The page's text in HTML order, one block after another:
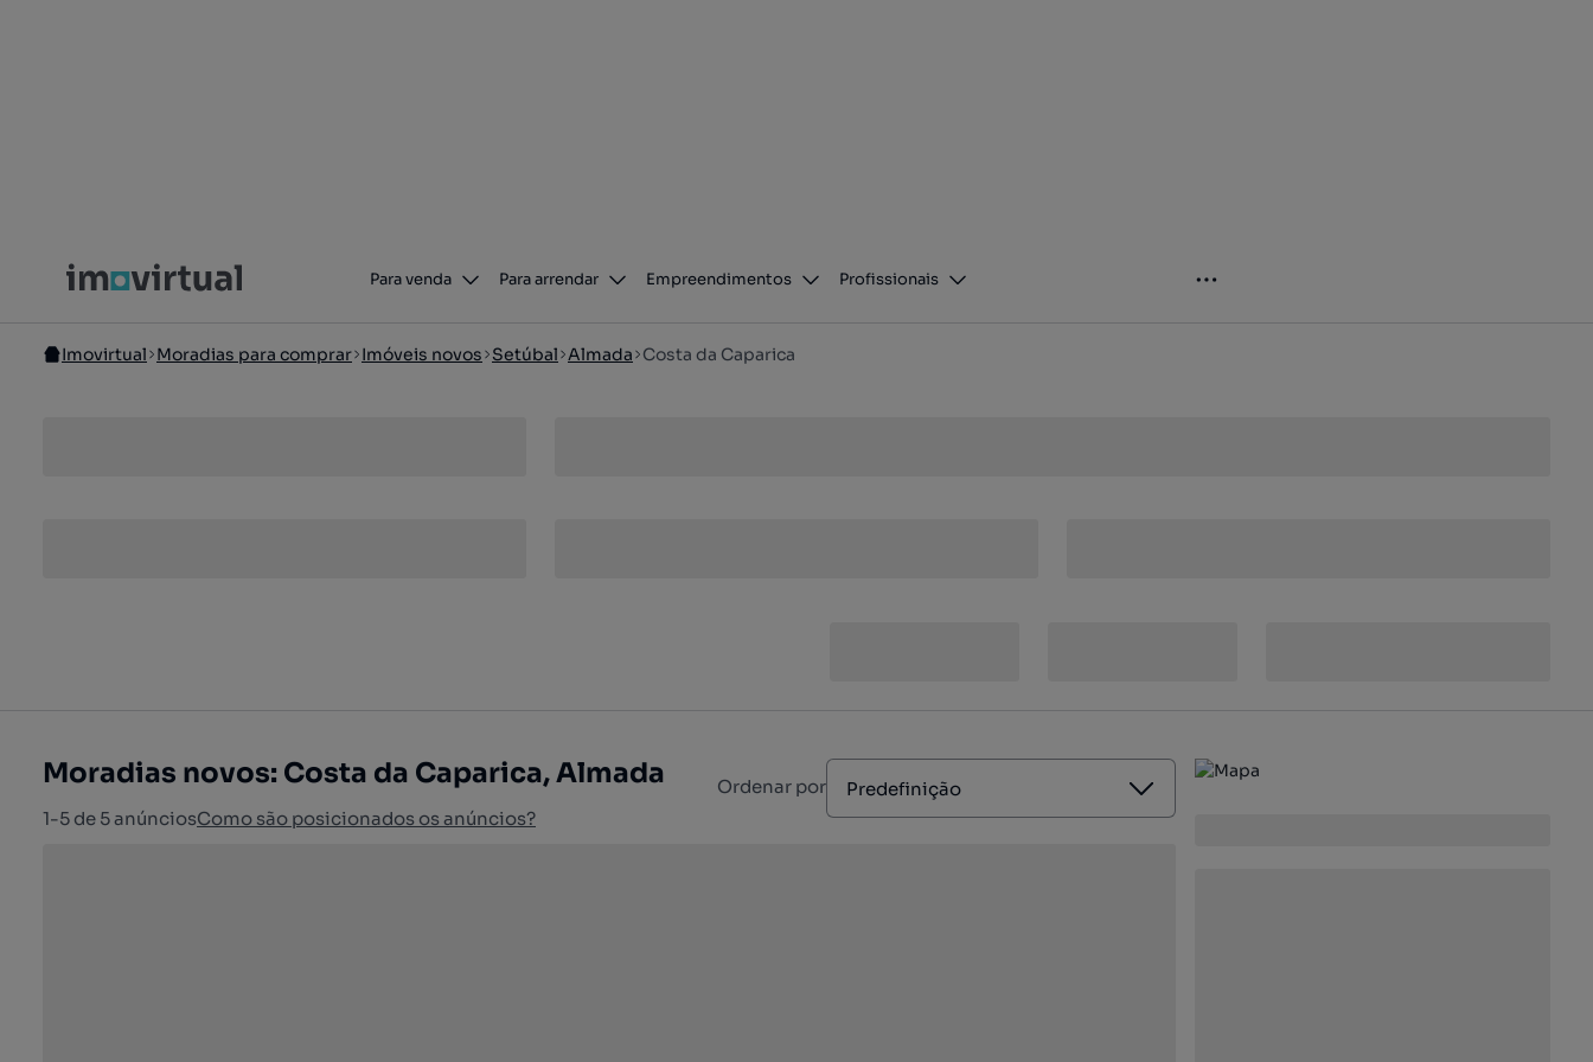
Para venda Para arrendar Empreendimentos Profissionais
Imovirtual Moradias para comprar Imóveis novos Setúbal Almada Costa da Caparica
Moradias novos: Costa da Caparica, Almada
1-5 de 5 anúnciosComo são posicionados os anúncios?
Ordenar por Predefinição